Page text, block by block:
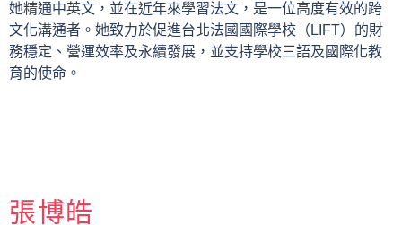
她精通中英文，並在近年來學習法文，是一位高度有效的跨
文化溝通者。她致力於促進台北法國國際學校（LIFT）的財
務穩定、營運效率及永續發展，並支持學校三語及國際化教
育的使命。
張博皓​